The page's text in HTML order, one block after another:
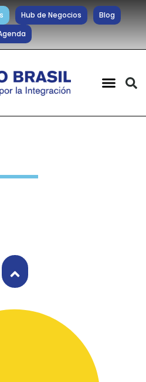
Hub de Negocios
Blog